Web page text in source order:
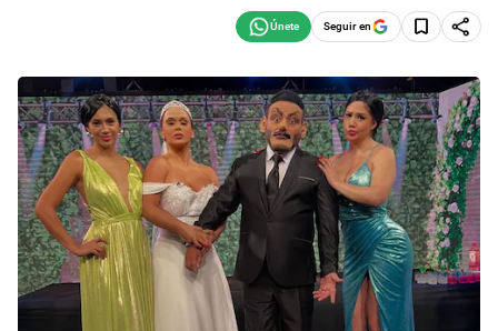
Seguir en